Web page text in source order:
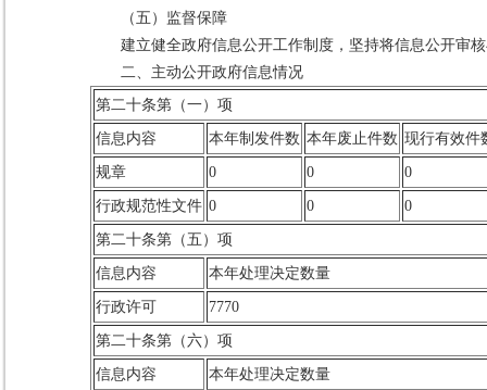
（五）监督保障
建立健全政府信息公开工作制度，坚持将信息公开审
二、主动公开政府信息情况
第二十条第（一）项
信息内容 本年制发件数 本年废止件数 现行有效件
规章 0 0 0
行政规范性文件 0 0 0
第二十条第（五）项
信息内容 本年处理决定数量
行政许可 7770
第二十条第（六）项
信息内容 本年处理决定数量